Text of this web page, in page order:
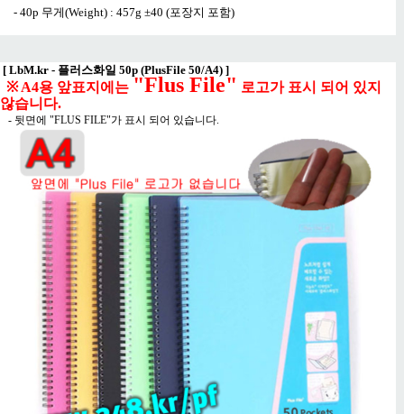
- 40p 무게(Weight) : 457g ±40 (포장지 포함)
[ LbM.kr - 플러스화일 50p (PlusFile 50/A4) ]
※ A4용 앞표지에는 "Flus File" 로고가 표시 되어 있지
않습니다.
- 뒷면에 "FLUS FILE"가 표시 되어 있습니다.